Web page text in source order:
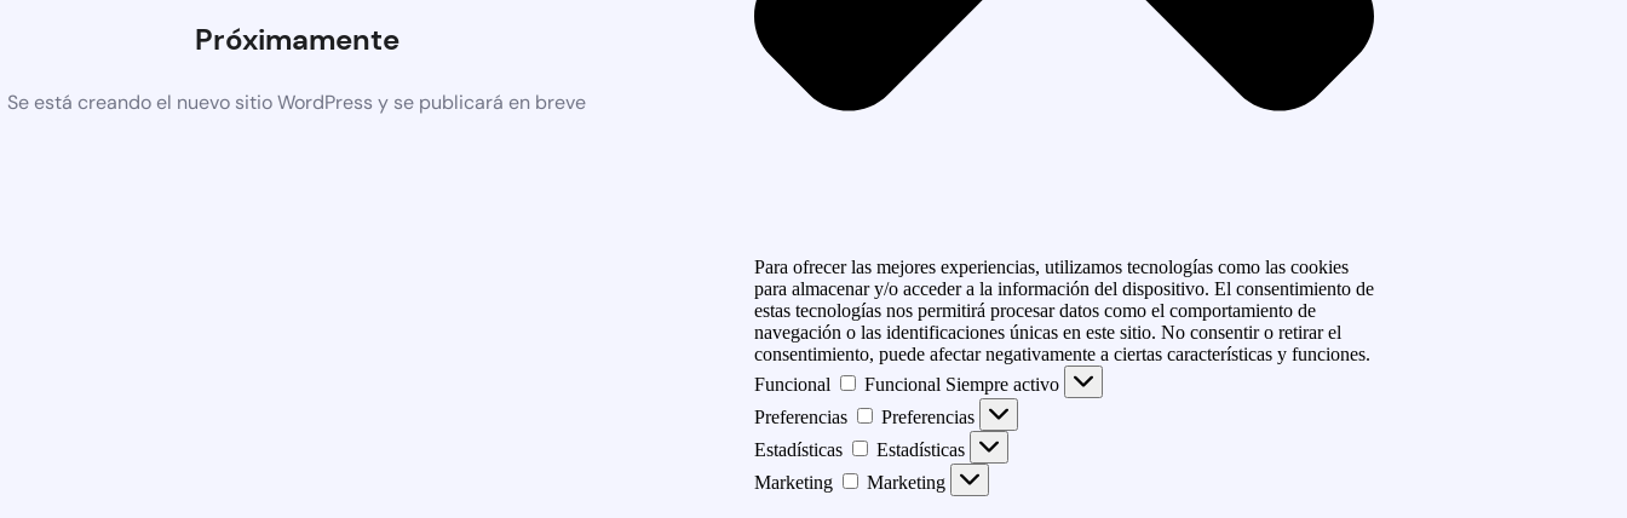
Próximamente
Se está creando el nuevo sitio WordPress y se publicará en breve
Para ofrecer las mejores experiencias, utilizamos tecnologías como las cookies
para almacenar y/o acceder a la información del dispositivo. El consentimiento de
estas tecnologías nos permitirá procesar datos como el comportamiento de
navegación o las identificaciones únicas en este sitio. No consentir o retirar el
consentimiento, puede afectar negativamente a ciertas características y funciones.
Funcional
Funcional Siempre activo
Preferencias
Preferencias
Estadísticas
Estadísticas
Marketing
Marketing